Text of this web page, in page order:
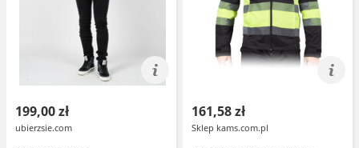
199,00 zł
ubierzsie.com
161,58 zł
Sklep kams.com.pl